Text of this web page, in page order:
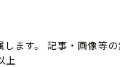
ます。 記事・画像等
上